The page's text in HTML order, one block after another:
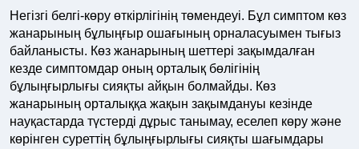
Негізгі белгі-көру өткірлігінің төмендеуі. Бұл симптом көз
жанарының бұлыңғыр ошағының орналасуымен тығыз
байланысты. Көз жанарының шеттері зақымдалған
кезде симптомдар оның орталық бөлігінің
бұлыңғырлығы сияқты айқын болмайды. Көз
жанарының орталыққа жақын зақымдануы кезінде
науқастарда түстерді дұрыс танымау, еселеп көру және
көрінген суреттің бұлыңғырлығы сияқты шағымдары